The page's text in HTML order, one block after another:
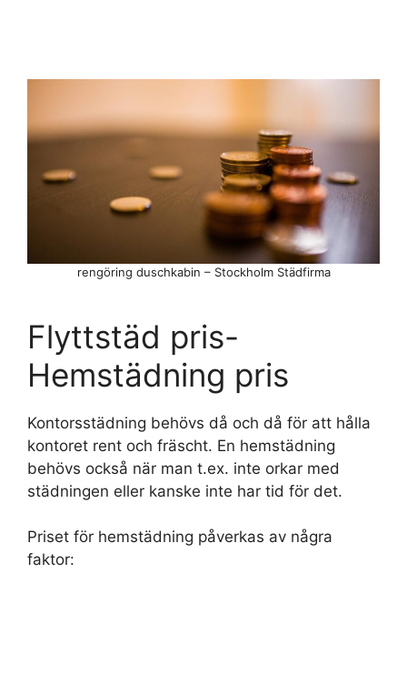
rengöring duschkabin – Stockholm Städfirma
Flyttstäd pris-
Hemstädning pris
Kontorsstädning behövs då och då för att hålla
kontoret rent och fräscht. En hemstädning
behövs också när man t.ex. inte orkar med
städningen eller kanske inte har tid för det.
Priset för hemstädning påverkas av några
faktor: